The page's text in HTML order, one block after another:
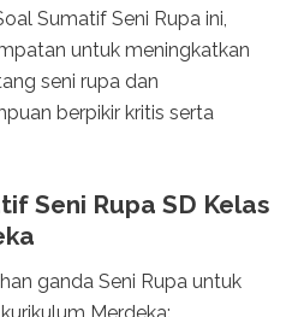
Sumatif Seni Rupa ini,
untuk meningkatkan
seni rupa dan
berpikir kritis serta
Seni Rupa SD Kelas
ganda Seni Rupa untuk